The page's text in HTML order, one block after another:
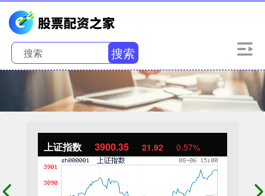
搜索
上证指数 3900.35 21.92 0.57%